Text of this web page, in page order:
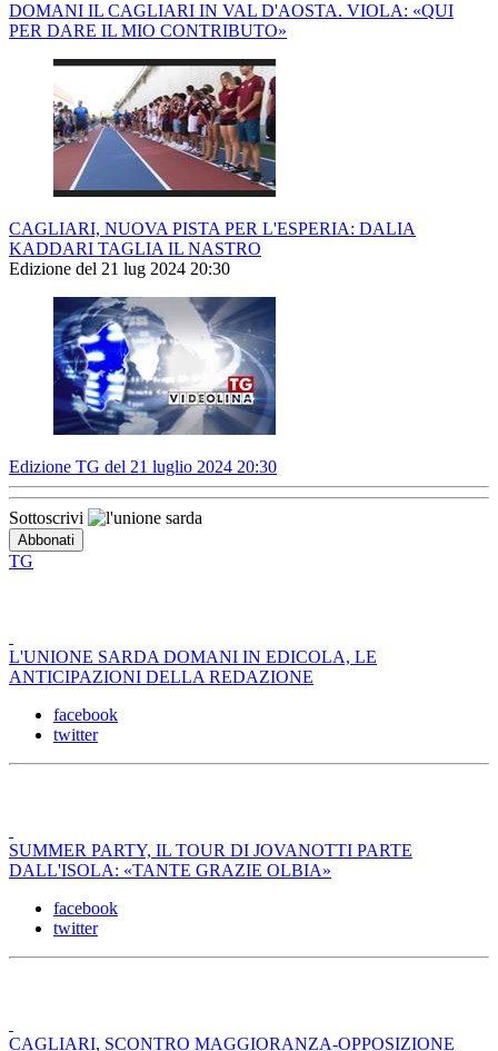
DOMANI IL CAGLIARI IN VAL D'AOSTA. VIOLA: «QUI
PER DARE IL MIO CONTRIBUTO»
CAGLIARI, NUOVA PISTA PER L'ESPERIA: DALIA
KADDARI TAGLIA IL NASTRO
Edizione del 21 lug 2024 20:30
Edizione TG del 21 luglio 2024 20:30
Sottoscrivi
TG
L'UNIONE SARDA DOMANI IN EDICOLA, LE
ANTICIPAZIONI DELLA REDAZIONE
facebook
twitter
SUMMER PARTY, IL TOUR DI JOVANOTTI PARTE
DALL'ISOLA: «TANTE GRAZIE OLBIA»
facebook
twitter
CAGLIARI, SCONTRO MAGGIORANZA-OPPOSIZIONE